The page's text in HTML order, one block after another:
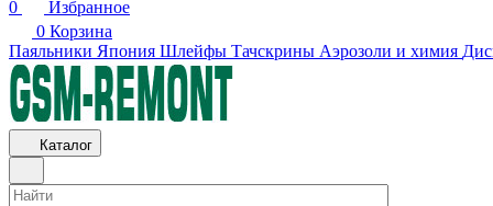
0
Избранное
0 Корзина
Паяльники Япония Шлейфы Тачскрины Аэрозоли и химия
Каталог